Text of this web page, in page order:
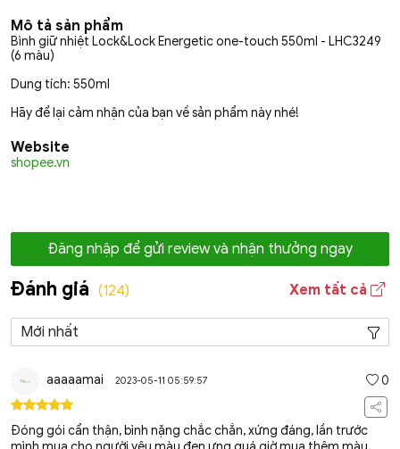
Mô tả sản phẩm
Bình giữ nhiệt Lock&Lock Energetic one-touch 550ml - LHC3249
(6 màu)
Dung tích: 550ml
Hãy để lại cảm nhận của bạn về sản phẩm này nhé!
Website
shopee.vn
Đăng nhập để gửi review và nhận thưởng ngay
Đánh giá (124) Xem tất cả
aaaaamai 2023-05-11 05:59:57 0
Đóng gói cẩn thận, bình nặng chắc chắn, xứng đáng, lần trước